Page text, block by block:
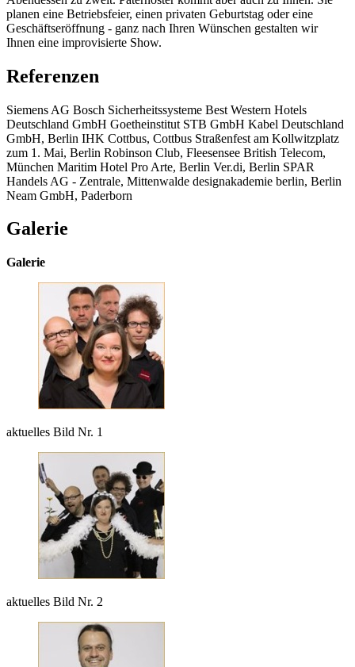
planen eine Betriebsfeier, einen privaten Geburtstag oder eine
Geschäftseröffnung - ganz nach Ihren Wünschen gestalten wir
Ihnen eine improvisierte Show.
Referenzen
Siemens AG Bosch Sicherheitssysteme Best Western Hotels
Deutschland GmbH Goetheinstitut STB GmbH Kabel Deutschland
GmbH, Berlin IHK Cottbus, Cottbus Straßenfest am Kollwitzplatz
zum 1. Mai, Berlin Robinson Club, Fleesensee British Telecom,
München Maritim Hotel Pro Arte, Berlin Ver.di, Berlin SPAR
Handels AG - Zentrale, Mittenwalde designakademie berlin, Berlin
Neam GmbH, Paderborn
Galerie
Galerie
aktuelles Bild Nr. 1
aktuelles Bild Nr. 2